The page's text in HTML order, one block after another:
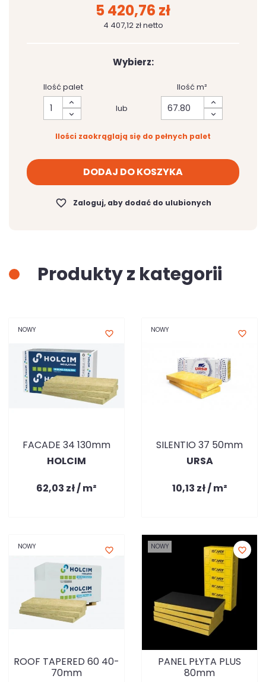
5 420,76 zł
4 407,12 zł netto
Wybierz:
Ilość palet
lub
Ilość m²
Ilości zaokrąglają się do pełnych palet
DODAJ DO KOSZYKA
favorite_border Zaloguj, aby dodać do ulubionych
Produkty z kategorii
NOWY favorite_border
FACADE 34 130mm
HOLCIM
62,03 zł / m²
NOWY favorite_border
SILENTIO 37 50mm
URSA
10,13 zł / m²
NOWY favorite_border
ROOF TAPERED 60 40-
70mm
NOWY favorite_border
PANEL PŁYTA PLUS
80mm